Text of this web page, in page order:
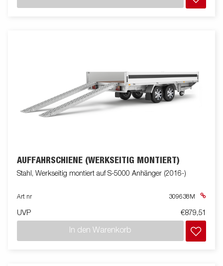
AUFFAHRSCHIENE (WERKSEITIG MONTIERT)
Stahl, Werkseitig montiert auf S-5000 Anhänger (2016-)
Art nr 309638M
UVP €879,51
In den Warenkorb